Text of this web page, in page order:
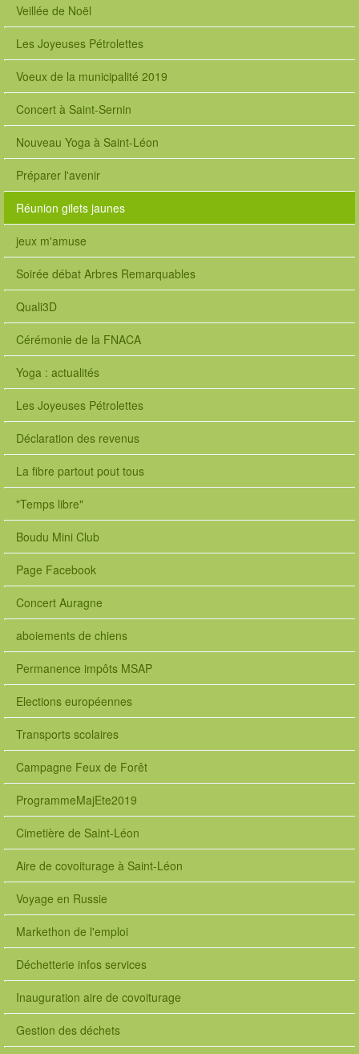
Veillée de Noël
Les Joyeuses Pétrolettes
Voeux de la municipalité 2019
Concert à Saint-Sernin
Nouveau Yoga à Saint-Léon
Préparer l'avenir
Réunion gilets jaunes
jeux m'amuse
Soirée débat Arbres Remarquables
Quali3D
Cérémonie de la FNACA
Yoga : actualités
Les Joyeuses Pétrolettes
Déclaration des revenus
La fibre partout pout tous
"Temps libre"
Boudu Mini Club
Page Facebook
Concert Auragne
aboiements de chiens
Permanence impôts MSAP
Elections européennes
Transports scolaires
Campagne Feux de Forêt
ProgrammeMajEte2019
Cimetière de Saint-Léon
Aire de covoiturage à Saint-Léon
Voyage en Russie
Markethon de l'emploi
Déchetterie infos services
Inauguration aire de covoiturage
Gestion des déchets